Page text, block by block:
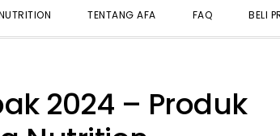
TENTANG AFA FAQ BELI
2024 – Produk